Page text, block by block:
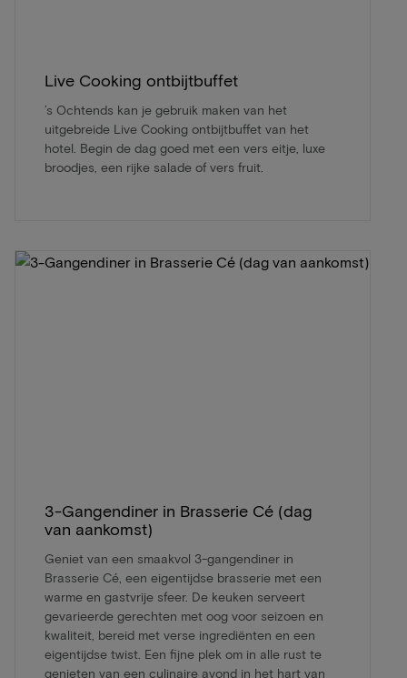
Live Cooking ontbijtbuffet
’s Ochtends kan je gebruik maken van het
uitgebreide Live Cooking ontbijtbuffet van het
hotel. Begin de dag goed met een vers eitje, luxe
broodjes, een rijke salade of vers fruit.
3-Gangendiner in Brasserie Cé (dag
van aankomst)
Geniet van een smaakvol 3-gangendiner in
Brasserie Cé, een eigentijdse brasserie met een
warme en gastvrije sfeer. De keuken serveert
gevarieerde gerechten met oog voor seizoen en
kwaliteit, bereid met verse ingrediënten en een
eigentijdse twist. Een fijne plek om in alle rust te
genieten van een culinaire avond in het hart van